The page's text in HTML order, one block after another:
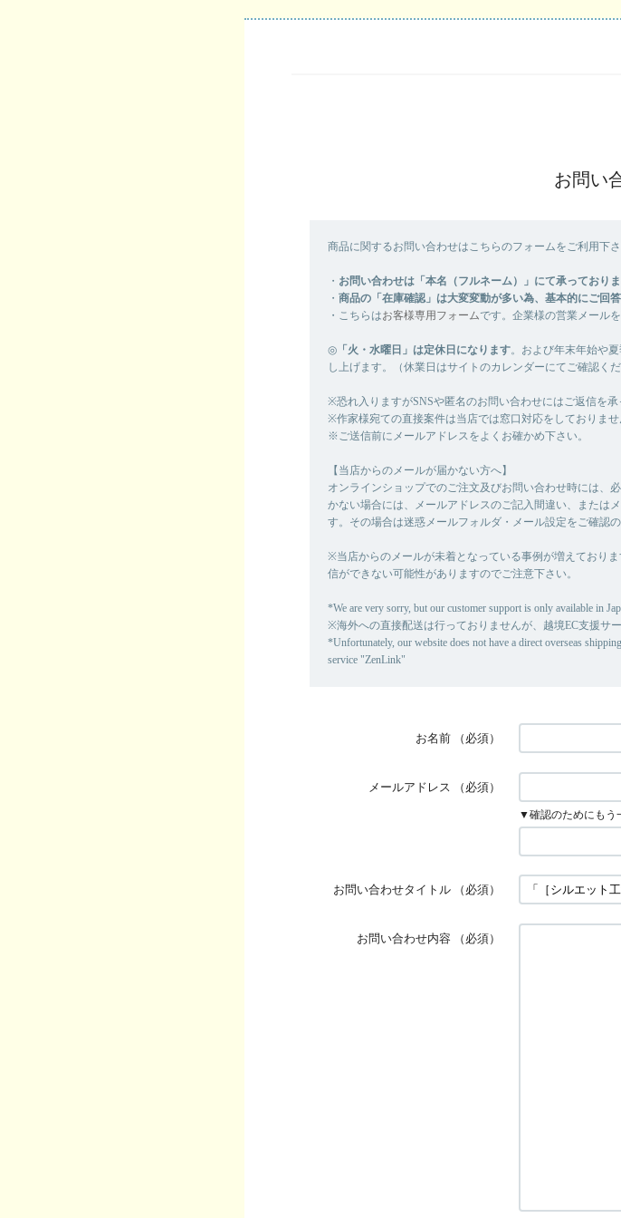
お問い
商品に関するお問い合わせはこちらのフォームをご利用下さ
・ お問い合わせは「本名（フルネーム）」にて承っておりま
・ 商品の「在庫確認」は大変変動が多い為、基本的にご回
・こちらはお客様専用フォームです。企業様の営業メール
◎ 「火・水曜日」は定休日になります。および年末年始や
し上げます。（休業日はサイトのカレンダーにてご確認くだ
※恐れ入りますがSNSや匿名のお問い合わせにはご返信を承
※作家様宛ての直接案件は当店では窓口対応をしておりませ
※ご送信前にメールアドレスをよくお確かめ下さい。
【当店からのメールが届かない方へ】
オンラインショップでのご注文及びお問い合わせ時には、
かない場合には、メールアドレスのご記入間違い、または
す。その場合は迷惑メールフォルダ・メール設定をご確認
※当店からのメールが未着となっている事例が増えており
信ができない可能性がありますのでご注意下さい。
*We are very sorry, but our customer support is only available in
※海外への直接配送は行っておりませんが、越境EC支援サ
*Unfortunately, our website does not have a direct overseas
service "ZenLink"
お名前 （必須）
メールアドレス （必須）
▼確認のためにもう
お問い合わせタイトル （必須）
お問い合わせ内容 （必須）